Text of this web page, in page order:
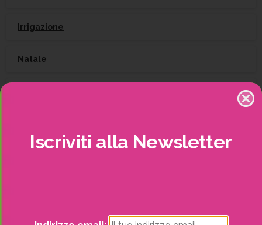
Irrigazione
Natale
Strutture da esterno
Iscriviti alla Newsletter